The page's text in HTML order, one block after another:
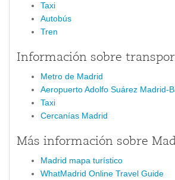
Taxi
Autobús
Tren
Información sobre
Metro de Madrid
Aeropuerto Adolfo Suárez Madrid-
Taxi
Cercanías Madrid
Más información sobre
Madrid mapa turístico
WhatMadrid Online Travel Guide